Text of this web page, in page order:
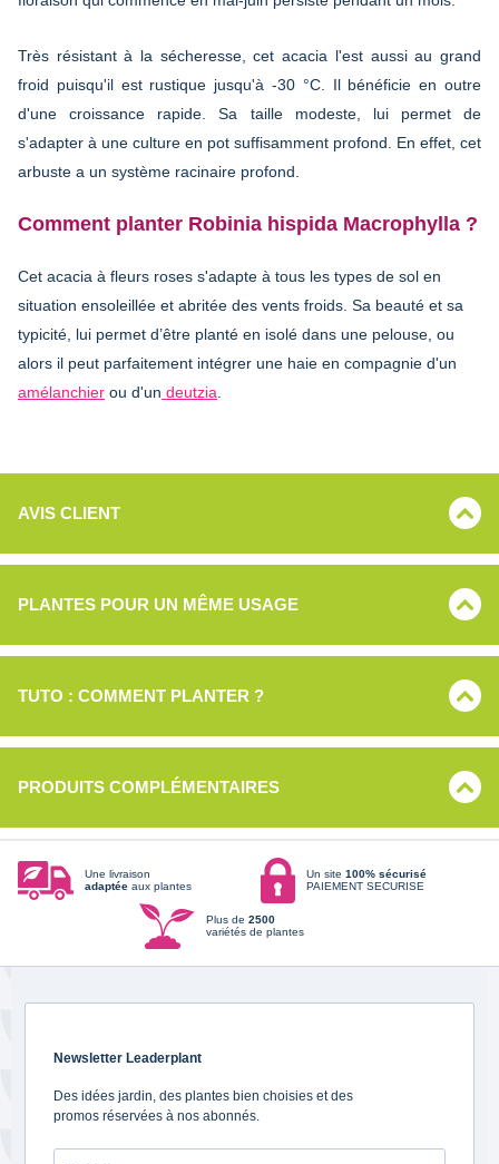
Très résistant à la sécheresse, cet acacia l'est aussi au grand
froid puisqu'il est rustique jusqu'à -30 °C. Il bénéficie en outre
d'une croissance rapide. Sa taille modeste, lui permet de
s'adapter à une culture en pot suffisamment profond. En effet, cet
arbuste a un système racinaire profond.
Comment planter Robinia hispida Macrophylla ?
Cet acacia à fleurs roses s'adapte à tous les types de sol en
situation ensoleillée et abritée des vents froids. Sa beauté et sa
typicité, lui permet d’être planté en isolé dans une pelouse, ou
alors il peut parfaitement intégrer une haie en compagnie d'un
amélanchier ou d'un deutzia
AVIS CLIENT
PLANTES POUR UN MÊME USAGE
TUTO : COMMENT PLANTER ?
PRODUITS COMPLÉMENTAIRES
Une livraison
adaptée aux plantes
Un site 100% sécurisé
PAIEMENT SECURISE
Plus de 2500
variétés de plantes
Newsletter Leaderplant
Des idées jardin, des plantes bien choisies et des
promos réservées à nos abonnés.